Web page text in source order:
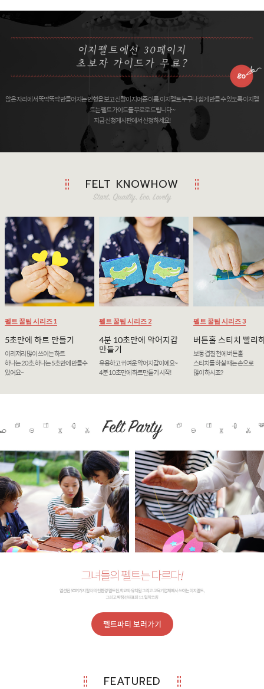
앉은 자리에서 뚝딱뚝딱 만들어지는 인형을 보고 신랑이 지어준 이름, 이지펠트 누구나 쉽게 만들 수 있도록 이지펠
트는 펠트 가이드를 무료로 드립니다 ~
지금 신청게시판에서 신청하세요!
FELT KNOWHOW
펠트 꿀팁 시리즈 1
5초만에 하트 만들기
이리저리 많이 쓰이는 하트
하나는 20초, 하나는 5초만에 만들수
있어요~
펠트 꿀팁 시리즈 2
4분 10초만에 악어지갑
만들기
유용하고 귀여운 악어지갑이에요~
4분 10초만에 하트만들기 시작!
펠트 꿀팁 시리즈 3
버튼홀 스티치 빨리
보통 겹칠 천에 버튼홀
스티치를 하실 때는 손으로
많이 하시죠?
펠트파티 보러가기
FEATURED